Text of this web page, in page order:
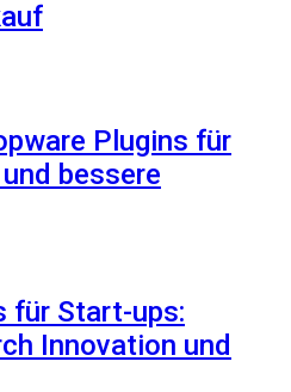
Plugins für
bessere
für Start-ups:
Innovation und